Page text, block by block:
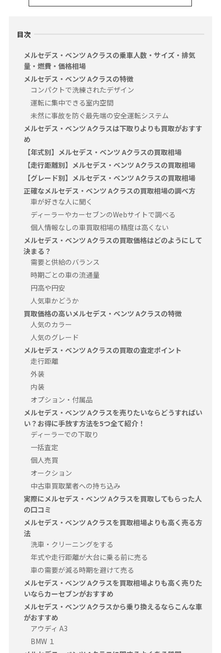
目次
メルセデス・ベンツ Aクラスの乗車人数・サイズ・排気
量・燃費・価格相場
メルセデス・ベンツ Aクラスの特徴
コンパクトで洗練されたデザイン
運転に集中できる室内空間
未然に事故を防ぐ最先端の安全運転システム
メルセデス・ベンツ Aクラスは下取りよりも買取がおすす
め
【年式別】メルセデス・ベンツ Aクラスの買取相場
【走行距離別】メルセデス・ベンツ Aクラスの買取相場
【グレード別】メルセデス・ベンツ Aクラスの買取相場
正確なメルセデス・ベンツ Aクラスの買取相場の調べ方
車が好きな人に聞く
ディーラーやカーセブンのWebサイトで調べる
個人情報なしの車買取相場の精度は高くない
メルセデス・ベンツ Aクラスの買取価格はどのようにして
決まる？
需要と供給のバランス
時期ごとの車の流通量
円高や円安
人気車かどうか
買取価格の高いメルセデス・ベンツ Aクラスの特徴
人気のカラー
人気のグレード
メルセデス・ベンツ Aクラスの買取の査定ポイント
走行距離
外装
内装
オプション・付属品
メルセデス・ベンツ Aクラスを売りたいならどうすればい
い？お得に手放す方法を5つ全て紹介！
ディーラーでの下取り
一括査定
個人売買
オークション
中古車買取業者への持ち込み
実際にメルセデス・ベンツ Aクラスを買取してもらった人
の口コミ
メルセデス・ベンツ Aクラスを買取相場よりも高く売る方
法
洗車・クリーニングをする
年式や走行距離が大台に乗る前に売る
車の需要が減る時期を避けて売る
メルセデス・ベンツ Aクラスを買取相場よりも高く売りた
いならカーセブンがおすすめ
メルセデス・ベンツ Aクラスから乗り換えるならこんな車
がおすすめ
アウディ A3
BMW １